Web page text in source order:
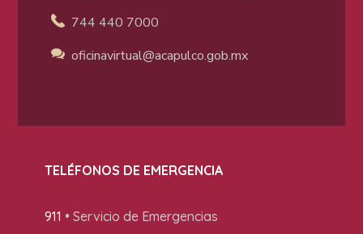
744 440 7000
oficinavirtual@acapulco.gob.mx
TELÉFONOS DE EMERGENCIA
911 • Servicio de Emergencias